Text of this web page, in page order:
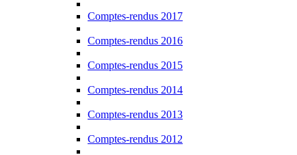
Comptes-rendus 2017
Comptes-rendus 2016
Comptes-rendus 2015
Comptes-rendus 2014
Comptes-rendus 2013
Comptes-rendus 2012